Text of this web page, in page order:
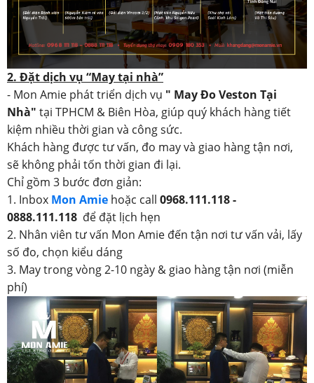
2. Đặt dịch vụ “May tại nhà”
- Mon Amie phát triển dịch vụ " May Đo Veston Tại
Nhà" tại TPHCM & Biên Hòa, giúp quý khách hàng tiết
kiệm nhiều thời gian và công sức.
Khách hàng được tư vấn, đo may và giao hàng tận nơi,
sẽ không phải tốn thời gian đi lại.
Chỉ gồm 3 bước đơn giản:
1. Inbox Mon Amie hoặc call 0968.111.118 -
0888.111.118 để đặt lịch hẹn
2. Nhân viên tư vấn Mon Amie đến tận nơi tư vấn vải, lấy
số đo, chọn kiểu dáng
3. May trong vòng 2-10 ngày & giao hàng tận nơi (miễn
phí)